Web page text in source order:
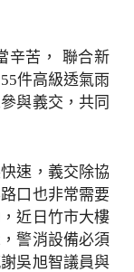
辛苦， 聯合新
件高級透氣雨
與義交，共同
速，義交除協
口也非常需要
近日竹市大樓
警消設備必須
吳旭智議員與